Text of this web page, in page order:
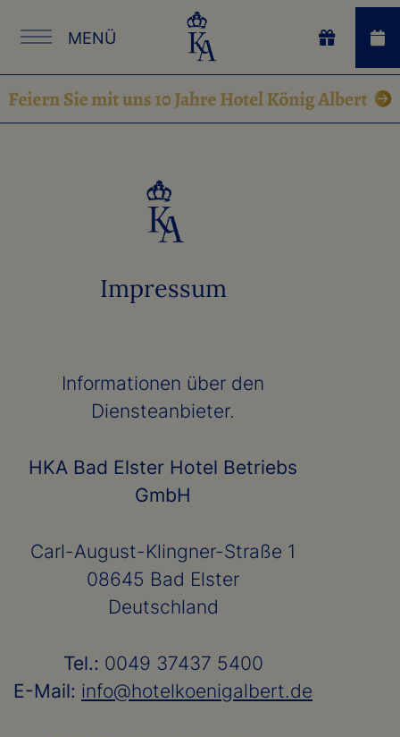
MENÜ
Impressum
Informationen über den
Diensteanbieter.
HKA Bad Elster Hotel Betriebs
GmbH
Carl-August-Klingner-Straße 1
08645 Bad Elster
Deutschland
Tel.: 0049 37437 5400
E-Mail: info@hotelkoenigalbert.de